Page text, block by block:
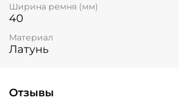
Ширина ремня (мм)
40
Материал
Латунь
Отзывы